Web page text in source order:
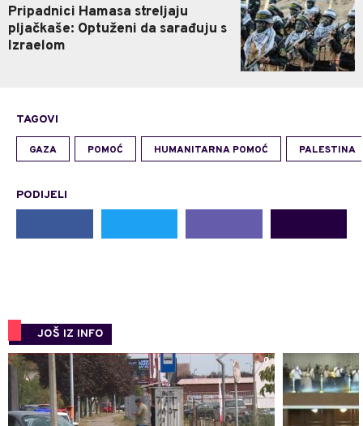
Pripadnici Hamasa streljaju
pljačkaše: Optuženi da sarađuju s
Izraelom
TAGOVI
GAZA POMOĆ HUMANITARNA POMOĆ PALESTINA
PODIJELI
JOŠ IZ INFO
0